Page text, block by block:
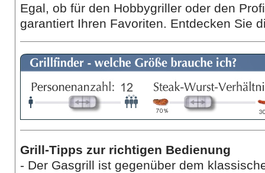
Egal, ob für den Hobbygriller oder den
garantiert Ihren Favoriten. Entdecken Sie
Grill-Tipps zur richtigen Bedienung
- Der Gasgrill ist gegenüber dem